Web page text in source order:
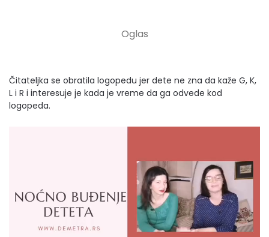
Čitateljka se obratila logopedu jer dete ne zna da kaže G, K,
L i R i interesuje je kada je vreme da ga odvede kod
logopeda.